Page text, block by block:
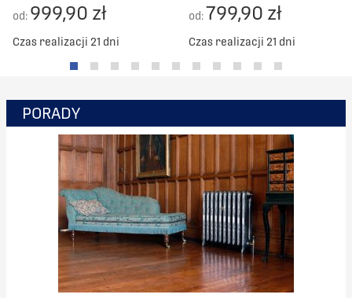
od: 999,90 zł
Czas realizacji 21 dni
od:799,90 zł
Czas realizacji 21 dni
PORADY